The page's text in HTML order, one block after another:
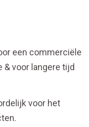
een commerciële
& voor langere tijd
voor het